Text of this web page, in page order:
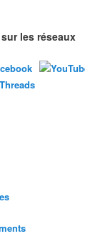
les réseaux